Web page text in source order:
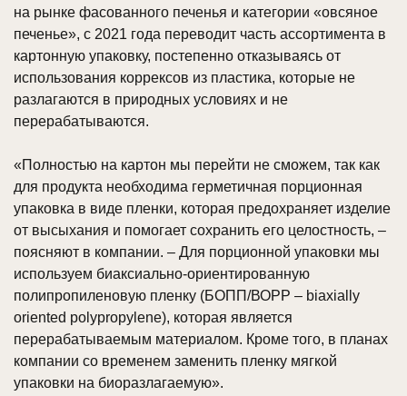
на рынке фасованного печенья и категории «овсяное
печенье», с 2021 года переводит часть ассортимента в
картонную упаковку, постепенно отказываясь от
использования коррексов из пластика, которые не
разлагаются в природных условиях и не
перерабатываются.
«Полностью на картон мы перейти не сможем, так как
для продукта необходима герметичная порционная
упаковка в виде пленки, которая предохраняет изделие
от высыхания и помогает сохранить его целостность, –
поясняют в компании. – Для порционной упаковки мы
используем биаксиально-ориентированную
полипропиленовую пленку (БОПП/ВОРР – biaxially
oriented polypropylene), которая является
перерабатываемым материалом. Кроме того, в планах
компании со временем заменить пленку мягкой
упаковки на биоразлагаемую».